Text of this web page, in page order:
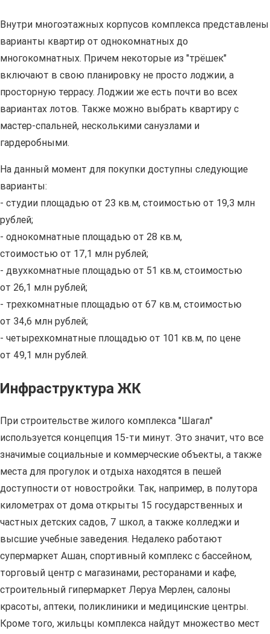
Внутри многоэтажных корпусов комплекса представлены
варианты квартир от однокомнатных до
многокомнатных. Причем некоторые из "трёшек"
включают в свою планировку не просто лоджии, а
просторную террасу. Лоджии же есть почти во всех
вариантах лотов. Также можно выбрать квартиру с
мастер-спальней, несколькими санузлами и
гардеробными.
На данный момент для покупки доступны следующие
варианты:
- студии площадью от 23 кв.м, стоимостью от 19,3 млн
рублей;
- однокомнатные площадью от 28 кв.м,
стоимостью от 17,1 млн рублей;
- двухкомнатные площадью от 51 кв.м, стоимостью
от 26,1 млн рублей;
- трехкомнатные площадью от 67 кв.м, стоимостью
от 34,6 млн рублей;
- четырехкомнатные площадью от 101 кв.м, по цене
от 49,1 млн рублей.
Инфраструктура ЖК
При строительстве жилого комплекса "Шагал"
используется концепция 15-ти минут. Это значит, что все
значимые социальные и коммерческие объекты, а также
места для прогулок и отдыха находятся в пешей
доступности от новостройки. Так, например, в полутора
километрах от дома открыты 15 государственных и
частных детских садов, 7 школ, а также колледжи и
высшие учебные заведения. Недалеко работают
супермаркет Ашан, спортивный комплекс с бассейном,
торговый центр с магазинами, ресторанами и кафе,
строительный гипермаркет Леруа Мерлен, салоны
красоты, аптеки, поликлиники и медицинские центры.
Кроме того, жильцы комплекса найдут множество мест